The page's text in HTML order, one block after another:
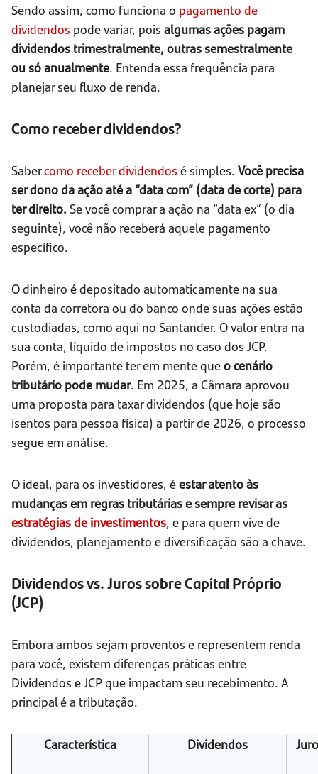
Sendo assim, como funciona o pagamento de
dividendos pode variar, pois algumas ações pagam
dividendos trimestralmente, outras semestralmente
ou só anualmente. Entenda essa frequência para
planejar seu fluxo de renda.
Como receber dividendos?
Sabercomo receber dividendos é simples. Você precisa
ser dono da ação até a “data com” (data de corte) para
ter direito. Se você comprar a ação na “data ex” (o dia
seguinte), você não receberá aquele pagamento
específico.
O dinheiro é depositado automaticamente na sua
conta da corretora ou do banco onde suas ações estão
custodiadas, como aqui no Santander. O valor entra na
sua conta, líquido de impostos no caso dos JCP.
Porém, é importante ter em mente queo cenário
tributário pode mudar. Em 2025, a Câmara aprovou
uma proposta para taxar dividendos (que hoje são
isentos para pessoa física) a partir de 2026, o processo
segue em análise.
O ideal, para os investidores, éestar atento às
mudanças em regras tributárias e sempre revisar as
estratégias de investimentos, e para quem vive de
dividendos, planejamento e diversificação são a chave.
Dividendos vs. Juros sobre Capital Próprio
(JCP)
Embora ambos sejam proventos e representem renda
para você, existem diferenças práticas entre
Dividendos e JCP que impactam seu recebimento. A
principal é a tributação.
Característica Dividendos